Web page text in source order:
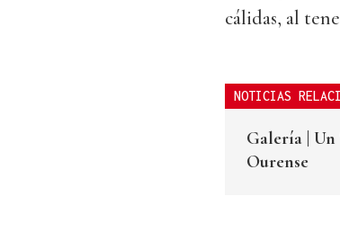
cálidas, al
NOTICIAS
Galería |
Ourense